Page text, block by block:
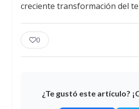
creciente transformación del
0
¿Te gustó este artículo?